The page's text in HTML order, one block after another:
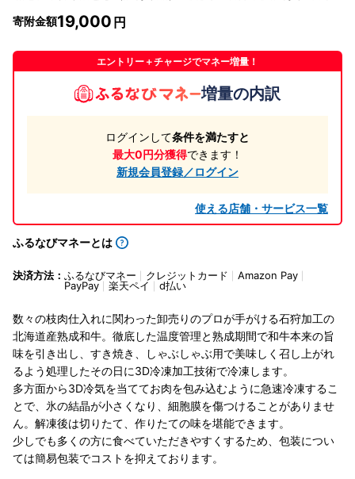
寄附金額19,000
エントリー＋チャージでマネー増量！
増量の内訳
ログインして条件を満たすと
最大0円分獲得できます！
新規会員登録／ログイン
使える店舗・サービス一覧
ふるなびマネーとは
決済方法： ふるなびマネー クレジットカード
Amazon Pay
PayPay
楽天ペイ d払い
数々の枝肉仕入れに関わった卸売りのプロが手がける石狩加工の
北海道産熟成和牛。徹底した温度管理と熟成期間で和牛本来の旨
味を引き出し、すき焼き、しゃぶしゃぶ用で美味しく召し上がれ
るよう処理したその日に3D冷凍加工技術で冷凍します。
多方面から3D冷気を当ててお肉を包み込むように急速冷凍するこ
とで、氷の結晶が小さくなり、細胞膜を傷つけることがありませ
ん。解凍後は切りたて、作りたての味を堪能できます。
少しでも多くの方に食べていただきやすくするため、包装につい
ては簡易包装でコストを抑えております。